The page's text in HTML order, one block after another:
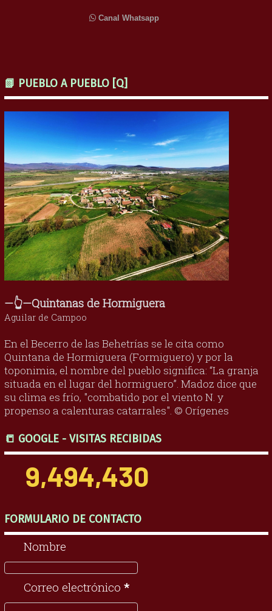
Canal Whatsapp
📗 PUEBLO A PUEBLO [Q]
—👆—Quintanas de Hormiguera
Aguilar de Campoo
En el Becerro de las Behetrías se le cita como
Quintana de Hormiguera (Formiguero) y por la
toponimia, el nombre del pueblo significa: “La granja
situada en el lugar del hormiguero”. Madoz dice que
su clima es frío, "combatido por el viento N. y
propenso a calenturas catarrales". © Orígenes
📒 GOOGLE - VISITAS RECIBIDAS
9,494,430
FORMULARIO DE CONTACTO
Nombre
Correo electrónico *